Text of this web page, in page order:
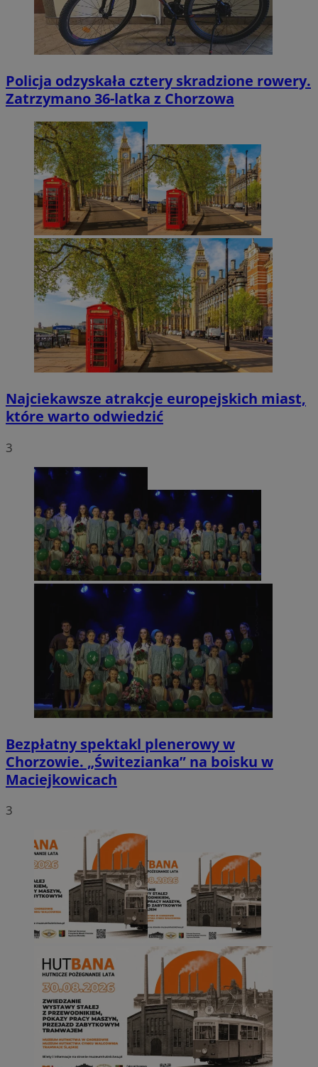
Policja odzyskała cztery skradzione rowery.
Zatrzymano 36-latka z Chorzowa
Najciekawsze atrakcje europejskich miast,
które warto odwiedzić
3
Bezpłatny spektakl plenerowy w
Chorzowie. „Świtezianka” na boisku w
Maciejkowicach
3